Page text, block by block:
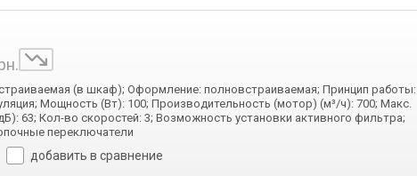
(в шкаф); Оформление: полновстраиваемая; Принцип работы:
Мощность (Вт): 100; Производительность (мотор) (м³/ч): 700; Макс.
63; Кол-во скоростей: 3; Возможность установки активного фильтра;
переключатели
добавить в сравнение